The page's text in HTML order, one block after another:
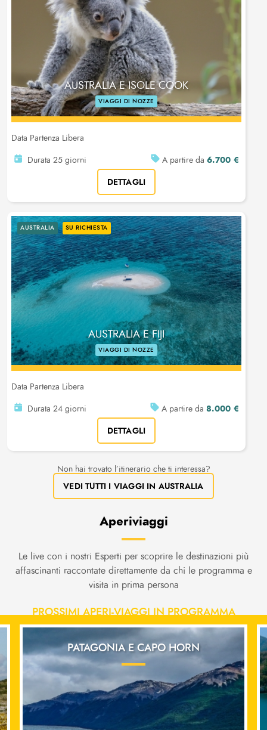
AUSTRALIA E ISOLE COOK
VIAGGI DI NOZZE
Data Partenza Libera
Durata 25 giorni
A partire da 6.700 €
DETTAGLI
AUSTRALIA SU RICHIESTA
AUSTRALIA E FIJI
VIAGGI DI NOZZE
Data Partenza Libera
Durata 24 giorni
A partire da 8.000 €
DETTAGLI
Non hai trovato l’itinerario che ti interessa?
VEDI TUTTI I VIAGGI IN AUSTRALIA
Aperiviaggi
Le live con i nostri Esperti per scoprire le destinazioni più
affascinanti raccontate direttamente da chi le programma e
visita in prima persona
PROSSIMI APERI-VIAGGI IN PROGRAMMA
PATAGONIA E CAPO HORN